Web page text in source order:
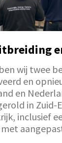
wij twee
en
en
in Zuid-
inclusief